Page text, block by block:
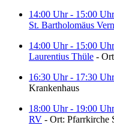
14:00 Uhr - 15:00
St. Bartholomäus
14:00 Uhr - 15:00
Laurentius Thüle -
16:30 Uhr - 17:30
Krankenhaus
18:00 Uhr - 19:00
RV - Ort: Pfarrkirche